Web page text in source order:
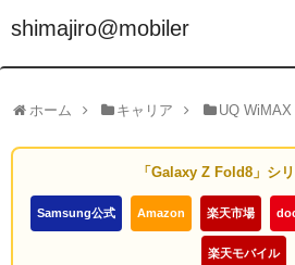
shimajiro@mobiler
ホーム キャリア UQ WiMAX
「Galaxy Z Fold8」シ
Samsung公式 Amazon 楽天市場
楽天モバイル